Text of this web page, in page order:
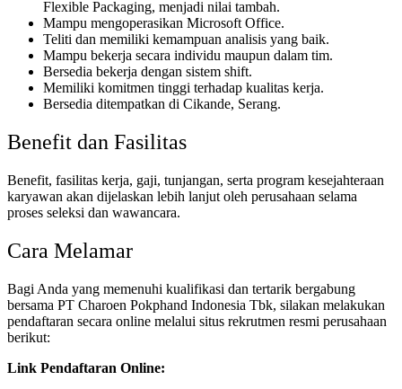
Flexible Packaging, menjadi nilai tambah.
Mampu mengoperasikan Microsoft Office.
Teliti dan memiliki kemampuan analisis yang baik.
Mampu bekerja secara individu maupun dalam tim.
Bersedia bekerja dengan sistem shift.
Memiliki komitmen tinggi terhadap kualitas kerja.
Bersedia ditempatkan di Cikande, Serang.
Benefit dan Fasilitas
Benefit, fasilitas kerja, gaji, tunjangan, serta program kesejahteraan
karyawan akan dijelaskan lebih lanjut oleh perusahaan selama
proses seleksi dan wawancara.
Cara Melamar
Bagi Anda yang memenuhi kualifikasi dan tertarik bergabung
bersama PT Charoen Pokphand Indonesia Tbk, silakan melakukan
pendaftaran secara online melalui situs rekrutmen resmi perusahaan
berikut:
Link Pendaftaran Online: